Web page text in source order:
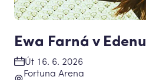
Ewa Farná v Edenu
Út 16. 6. 2026
Fortuna Arena